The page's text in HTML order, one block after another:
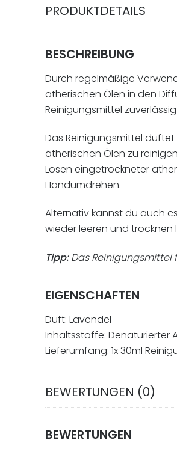
PRODUKTDETAILS
BESCHREIBUNG
Durch regelmäßige
ätherischen Ölen in den
Reinigungsmittel
Das Reinigungsmittel
ätherischen Ölen zu
Lösen eingetrockneter
Handumdrehen.
Alternativ kannst du auch
wieder leeren und
Tipp:Das Reinigungsmittel
EIGENSCHAFTEN
Duft: Lavendel
Inhaltsstoffe: Denaturierter
Lieferumfang: 1x 30ml
BEWERTUNGEN (0)
BEWERTUNGEN